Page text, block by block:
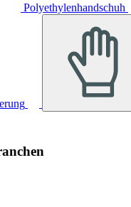
Polyethylenhandschuh